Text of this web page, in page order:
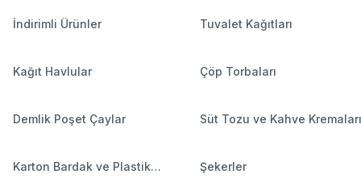
İndirimli Ürünler Tuvalet Kağıtları
Kağıt Havlular Çöp Torbaları
Demlik Poşet Çaylar Süt Tozu ve Kahve Kremaları
Karton Bardak ve Plastik
Şekerler